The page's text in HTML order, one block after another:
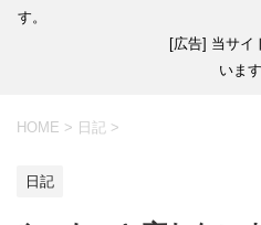
す
[広告] 当サイトはアフィ
います
HOME > 日記 >
日記